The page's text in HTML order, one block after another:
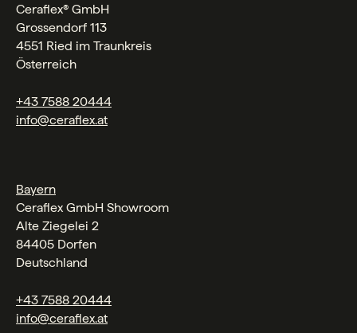
Ceraflex® GmbH
Grossendorf 113
4551 Ried im Traunkreis
Österreich
+43 7588 20444
info@ceraflex.at
Bayern
Ceraflex GmbH Showroom
Alte Ziegelei 2
84405 Dorfen
Deutschland
+43 7588 20444
info@ceraflex.at